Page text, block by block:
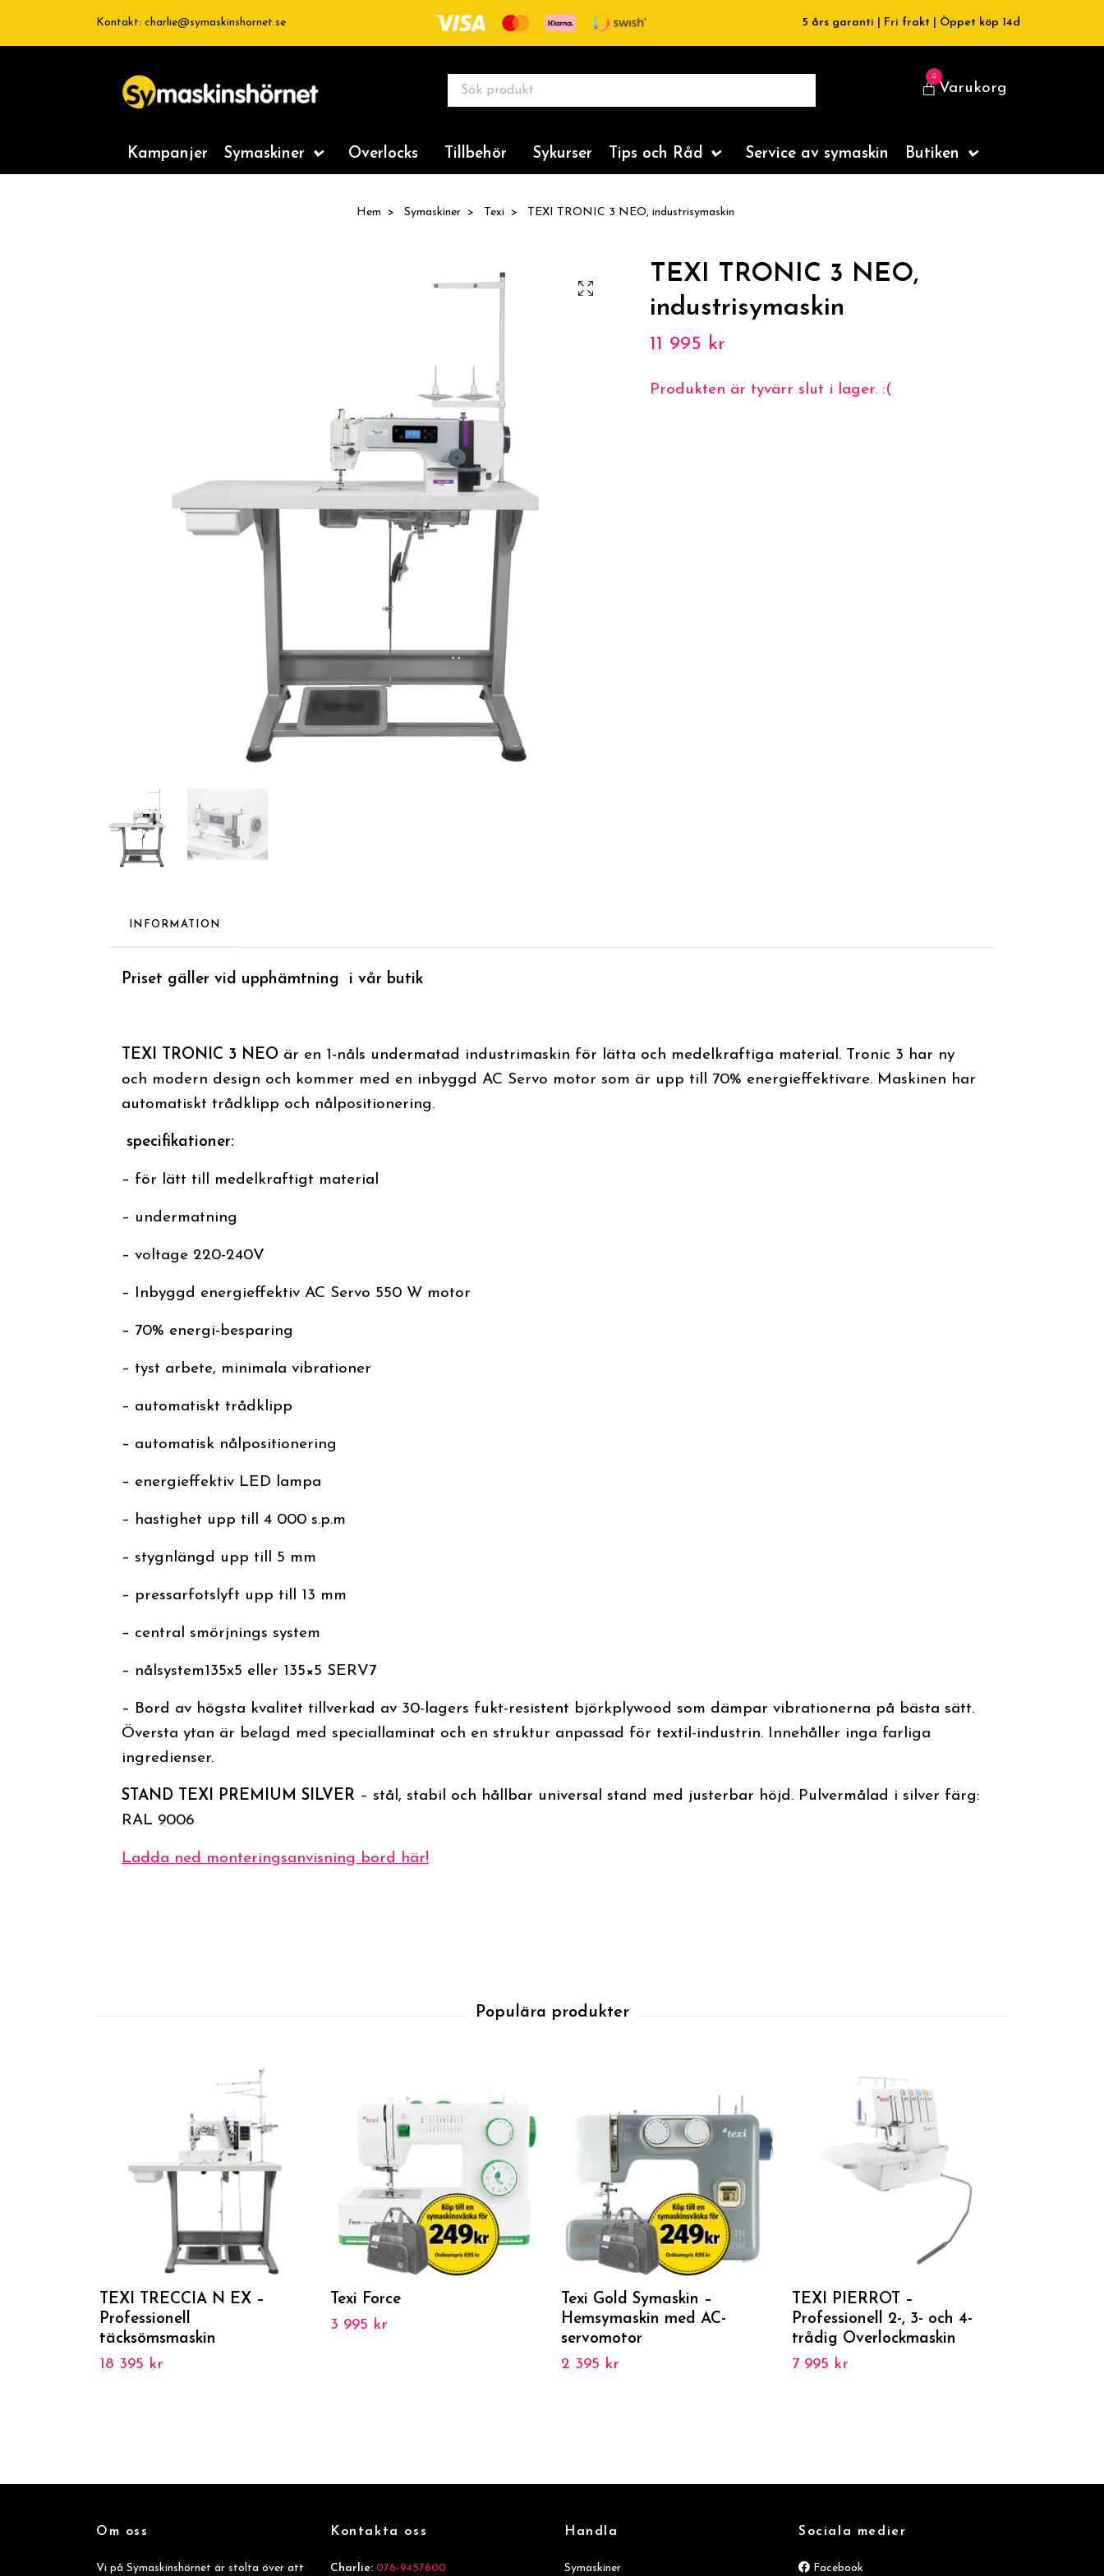
Kontakt: charlie@symaskinshornet.se 5 års garanti | Fri frakt | Öppet köp 14d
0
Varukorg
Kampanjer Symaskiner Overlocks Tillbehör Sykurser Tips och Råd Service av symaskin Butiken
Hem Symaskiner Texi TEXI TRONIC 3 NEO, industrisymaskin
TEXI TRONIC 3 NEO,
industrisymaskin
11 995 kr
Produkten är tyvärr slut i lager. :(
INFORMATION
Priset gäller vid upphämtning i vår butik
TEXI TRONIC 3 NEO är en 1-nåls undermatad industrimaskin för lätta och medelkraftiga material. Tronic 3 har ny
och modern design och kommer med en inbyggd AC Servo motor som är upp till 70% energieffektivare. Maskinen har
automatiskt trådklipp och nålpositionering.
specifikationer:
– för lätt till medelkraftigt material
– undermatning
– voltage 220-240V
– Inbyggd energieffektiv AC Servo 550 W motor
– 70% energi-besparing
– tyst arbete, minimala vibrationer
– automatiskt trådklipp
– automatisk nålpositionering
– energieffektiv LED lampa
– hastighet upp till 4 000 s.p.m
– stygnlängd upp till 5 mm
– pressarfotslyft upp till 13 mm
– central smörjnings system
– nålsystem135x5 eller 135×5 SERV7
– Bord av högsta kvalitet tillverkad av 30-lagers fukt-resistent björkplywood som dämpar vibrationerna på bästa sätt.
Översta ytan är belagd med speciallaminat och en struktur anpassad för textil-industrin. Innehåller inga farliga
ingredienser.
STAND TEXI PREMIUM SILVER – stål, stabil och hållbar universal stand med justerbar höjd. Pulvermålad i silver färg:
RAL 9006
Ladda ned monteringsanvisning bord här!
TEXI TRECCIA N EX –
Professionell
täcksömsmaskin
18 395 kr
Texi Force
3 995 kr
Texi Gold Symaskin –
Hemsymaskin med AC-
servomotor
2 395 kr
TEXI PIERROT –
Professionell 2-, 3- och 4-
trådig Overlockmaskin
7 995 kr
Om oss
Vi på Symaskinshörnet är stolta över att
Kontakta oss
Charlie: 076-9457600
Handla
Symaskiner
Sociala medier
Facebook